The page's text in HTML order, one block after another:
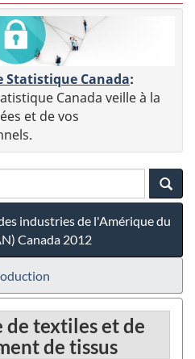
Statistique Canada:
Canada veille à la
et de vos
industries de l'Amérique du
Canada 2012
de textiles et de
de tissus